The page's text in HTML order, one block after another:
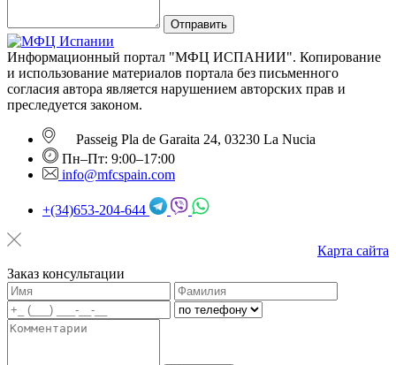
Отправить
Информационный портал "МФЦ ИСПАНИИ". Копирование
и использование материалов портала без письменного
согласия автора является нарушением авторских прав и
преследуется законом.
Passeig Pla de Garaita 24, 03230 La Nucia
Пн–Пт: 9:00–17:00
info@mfcspain.com
+(34)653-204-644
Карта сайта
Заказ консультации